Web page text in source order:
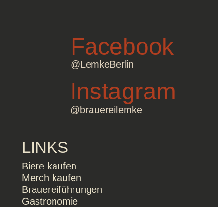
Facebook
@LemkeBerlin
Instagram
@brauereilemke
LINKS
Biere kaufen
Merch kaufen
Brauereiführungen
Gastronomie